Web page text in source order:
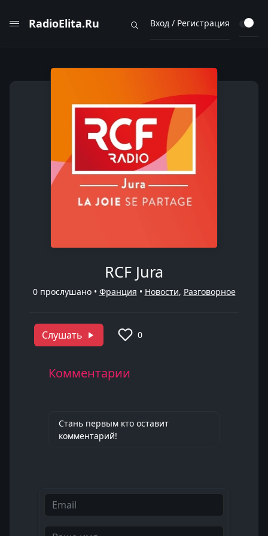
RadioElita.Ru Вход / Регистрация
RCF Jura
0прослушано • Франция • Новости, Разговорное
Слушать 0
Комментарии
Стань первым кто оставит
комментарий!